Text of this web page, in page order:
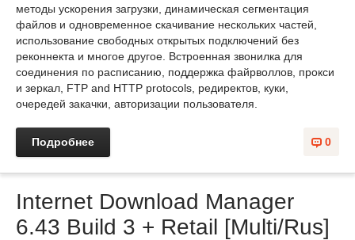
методы ускорения загрузки, динамическая сегментация
файлов и одновременное скачивание нескольких частей,
использование свободных открытых подключений без
реконнекта и многое другое. Встроенная звонилка для
соединения по расписанию, поддержка файрволлов, прокси
и зеркал, FTP and HTTP protocols, редиректов, куки,
очередей закачки, авторизации пользователя.
0
Подробнее
Internet Download Manager
6.43 Build 3 + Retail [Multi/Rus]